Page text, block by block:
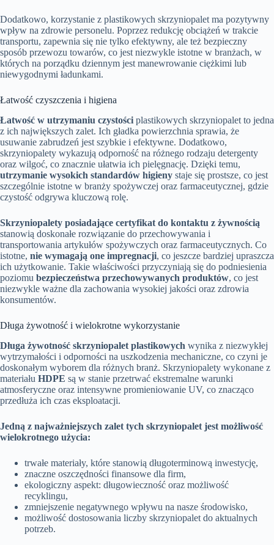
Dodatkowo, korzystanie z plastikowych skrzyniopalet ma pozytywny
wpływ na zdrowie personelu. Poprzez redukcję obciążeń w trakcie
transportu, zapewnia się nie tylko efektywny, ale też bezpieczny
sposób przewozu towarów, co jest niezwykle istotne w branżach, w
których na porządku dziennym jest manewrowanie ciężkimi lub
niewygodnymi ładunkami.
Łatwość czyszczenia i higiena
Łatwość w utrzymaniu czystości plastikowych skrzyniopalet to jedna
z ich największych zalet. Ich gładka powierzchnia sprawia, że
usuwanie zabrudzeń jest szybkie i efektywne. Dodatkowo,
skrzyniopalety wykazują odporność na różnego rodzaju detergenty
oraz wilgoć, co znacznie ułatwia ich pielęgnację. Dzięki temu,
utrzymanie wysokich standardów higieny staje się prostsze, co jest
szczególnie istotne w branży spożywczej oraz farmaceutycznej, gdzie
czystość odgrywa kluczową rolę.
Skrzyniopalety posiadające certyfikat do kontaktu z żywnością
stanowią doskonałe rozwiązanie do przechowywania i
transportowania artykułów spożywczych oraz farmaceutycznych. Co
istotne, nie wymagają one impregnacji, co jeszcze bardziej upraszcza
ich użytkowanie. Takie właściwości przyczyniają się do podniesienia
poziomu bezpieczeństwa przechowywanych produktów, co jest
niezwykle ważne dla zachowania wysokiej jakości oraz zdrowia
konsumentów.
Długa żywotność i wielokrotne wykorzystanie
Długa żywotność skrzyniopalet plastikowych wynika z niezwykłej
wytrzymałości i odporności na uszkodzenia mechaniczne, co czyni je
doskonałym wyborem dla różnych branż. Skrzyniopalety wykonane z
materiału HDPE są w stanie przetrwać ekstremalne warunki
atmosferyczne oraz intensywne promieniowanie UV, co znacząco
przedłuża ich czas eksploatacji.
Jedną z najważniejszych zalet tych skrzyniopalet jest możliwość
wielokrotnego użycia:
trwałe materiały, które stanowią długoterminową inwestycję,
znaczne oszczędności finansowe dla firm,
ekologiczny aspekt: długowieczność oraz możliwość
recyklingu,
zmniejszenie negatywnego wpływu na nasze środowisko,
możliwość dostosowania liczby skrzyniopalet do aktualnych
potrzeb.